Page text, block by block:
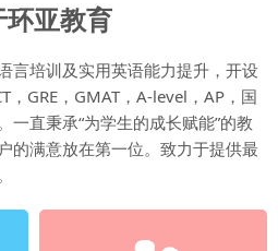
环亚教育
培训及实用英语能力提升，开设
，GRE，GMAT，A-level，AP，国
一直秉承“为学生的成长赋能”的教
的满意放在第一位。致力于提供最